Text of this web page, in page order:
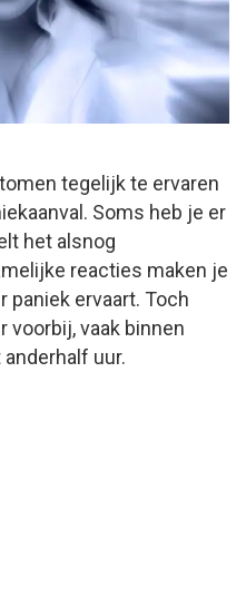
tegelijk te ervaren
Soms heb je er
het alsnog
reacties maken je
paniek ervaart. Toch
voorbij, vaak binnen
uur.